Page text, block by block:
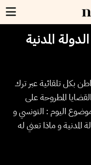
المدنية
بكل تلقائية عبر ترك
المطروحة على
اليوم : التونسي و
المدنية و ماذا تعني له